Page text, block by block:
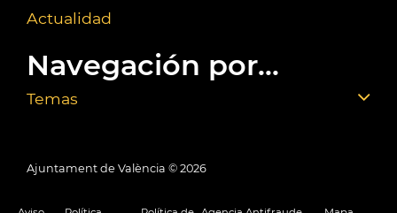
Actualidad
Navegación por...
Temas
Ajuntament de València © 2026